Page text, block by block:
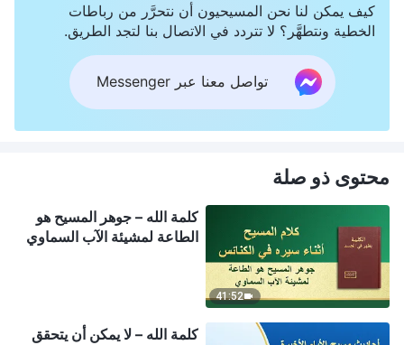
كيف يمكن لنا نحن المسيحيون أن نتحرَّر من رباطات
الخطية ونتطهَّر؟ لا تتردد في الاتصال بنا لتجد الطريق.
تواصل معنا عبر Messenger
محتوى ذو صلة
41:52
كلمة الله – جوهر المسيح هو
الطاعة لمشيئة الآب السماوي
كلمة الله – لا يمكن أن يتحقق